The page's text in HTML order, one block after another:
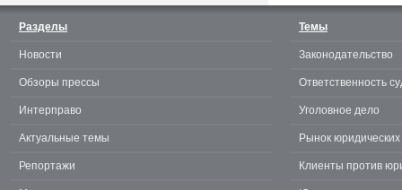
Разделы
Новости
Обзоры прессы
Интерправо
Актуальные темы
Репортажи
Темы
Законодательство
Ответственность
Уголовное дело
Рынок юридических
Клиенты против